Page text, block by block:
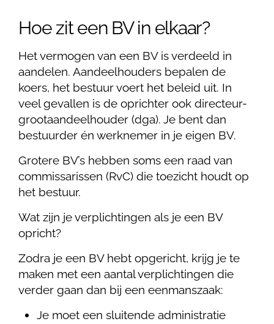
Hoe zit een BV in elkaar?
Het vermogen van een BV is verdeeld in
aandelen. Aandeelhouders bepalen de
koers, het bestuur voert het beleid uit. In
veel gevallen is de oprichter ook directeur-
grootaandeelhouder (dga). Je bent dan
bestuurder én werknemer in je eigen BV.
Grotere BV’s hebben soms een raad van
commissarissen (RvC) die toezicht houdt op
het bestuur.
Wat zijn je verplichtingen als je een BV
opricht?
Zodra je een BV hebt opgericht, krijg je te
maken met een aantal verplichtingen die
verder gaan dan bij een eenmanszaak:
Je moet een sluitende administratie